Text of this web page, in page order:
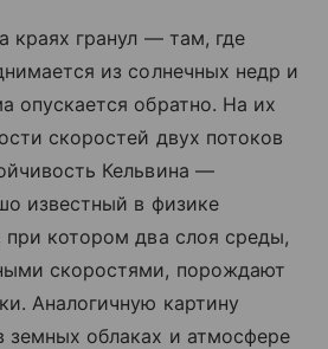
краях гранул — там, где
из солнечных недр и
опускается обратно. На их
скоростей двух потоков
Кельвина —
известный в физике
котором два слоя среды,
скоростями, порождают
Аналогичную картину
облаках и атмосфере